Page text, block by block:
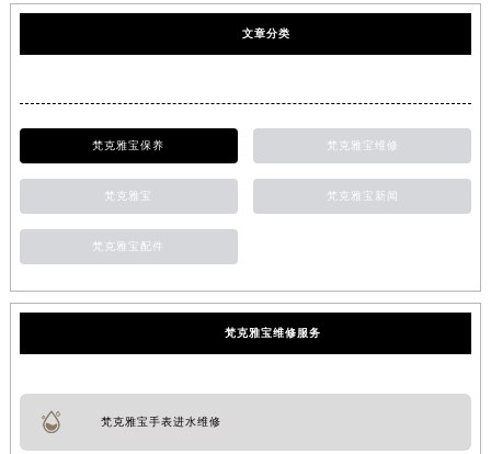
文章分类
梵克雅宝保养 梵克雅宝维修
梵克雅宝 梵克雅宝新闻
梵克雅宝配件
梵克雅宝维修服务
梵克雅宝手表进水维修